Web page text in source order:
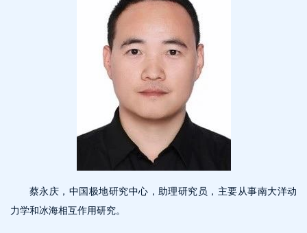
蔡永庆，中国极地研究中心，助理研究员，主要从事南大洋动
力学和冰海相互作用研究。